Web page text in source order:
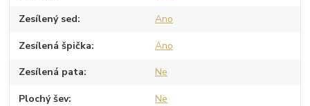
Zesílený sed Ano
Zesílená špička Ano
Zesílená pata Ne
Plochý šev Ne